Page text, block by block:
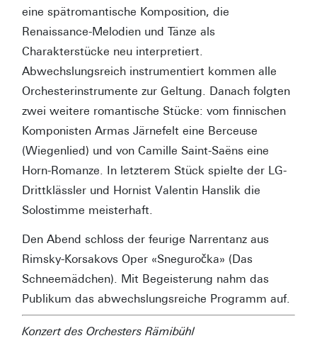
eine spätromantische Komposition, die
Renaissance-Melodien und Tänze als
Charakterstücke neu interpretiert.
Abwechslungsreich instrumentiert kommen alle
Orchesterinstrumente zur Geltung. Danach folgten
zwei weitere romantische Stücke: vom finnischen
Komponisten Armas Järnefelt eine Berceuse
(Wiegenlied) und von Camille Saint-Saëns eine
Horn-Romanze. In letzterem Stück spielte der LG-
Drittklässler und Hornist Valentin Hanslik die
Solostimme meisterhaft.
Den Abend schloss der feurige Narrentanz aus
Rimsky-Korsakovs Oper «Sneguročka» (Das
Schneemädchen). Mit Begeisterung nahm das
Publikum das abwechslungsreiche Programm auf.
Konzert des Orchesters Rämibühl